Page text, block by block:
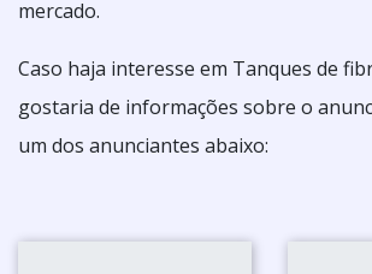
mercado.
Caso haja interesse em Tanques de
gostaria de informações sobre o
um dos anunciantes abaixo: